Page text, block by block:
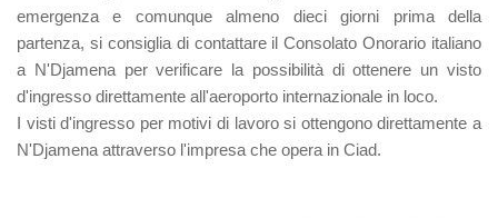
emergenza e comunque almeno dieci giorni prima della
partenza, si consiglia di contattare il Consolato Onorario italiano
a N'Djamena per verificare la possibilità di ottenere un visto
d'ingresso direttamente all'aeroporto internazionale in loco.
I visti d'ingresso per motivi di lavoro si ottengono direttamente a
N'Djamena attraverso l'impresa che opera in Ciad.